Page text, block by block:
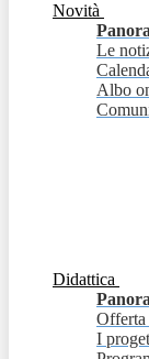
Novità
Le
Albo
Didattica
Offerta
I